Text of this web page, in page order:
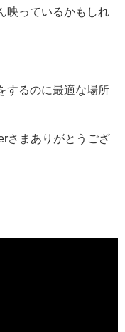
映っているかもしれ
するのに最適な場所
さまありがとうござ